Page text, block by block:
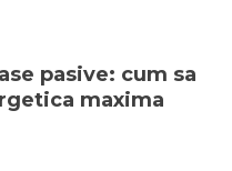
pasive: cum sa
maxima